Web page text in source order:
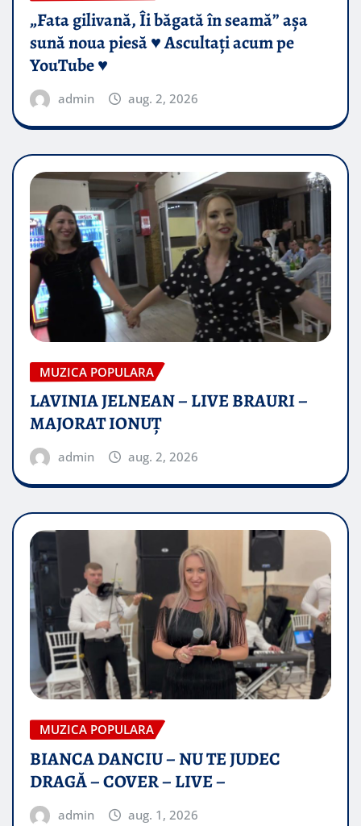
„Fata gilivană, Îi băgată în seamă” așa
sună noua piesă ♥️ Ascultați acum pe
YouTube ♥️
admin aug. 2, 2026
MUZICA POPULARA
LAVINIA JELNEAN – LIVE BRAURI –
MAJORAT IONUŢ
admin aug. 2, 2026
MUZICA POPULARA
BIANCA DANCIU – NU TE JUDEC
DRAGĂ – COVER – LIVE –
admin aug. 1, 2026